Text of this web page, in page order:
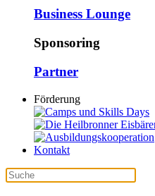
Business Lounge
Sponsoring
Partner
Förderung
Kontakt